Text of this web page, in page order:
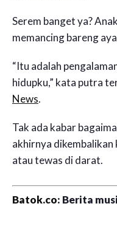
Serem banget ya?
memancing bareng
“Itu adalah
hidupku,” kata putra
News.
Tak ada kabar
akhirnya dikembalikan
atau tewas di darat.
Batok.co: Berita